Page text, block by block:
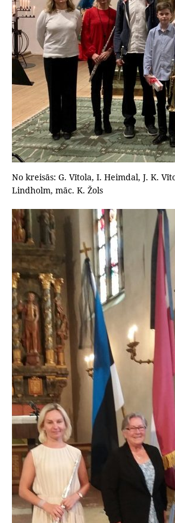
No kreisās: G. Vītola, I. Heimdal, J. K.
Lindholm, māc. K. Žols